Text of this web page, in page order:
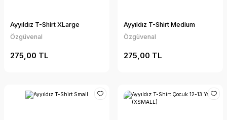
Ayyıldız T-Shirt XLarge
Özgüvenal
275,00 TL
Ayyıldız T-Shirt Medium
Özgüvenal
275,00 TL